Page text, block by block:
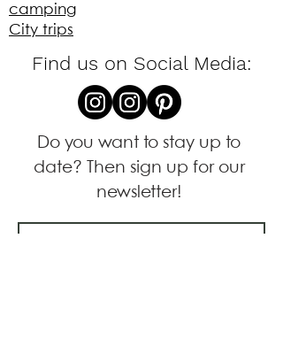
camping
City trips
Find us on Social Media:
Do you want to stay up to
date? Then sign up for our
newsletter!